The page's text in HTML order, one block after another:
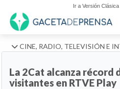
Ir a Versión
CINE, RADIO, TELEVISIÓN E
La 2Cat alcanza récord
visitantes en RTVE Play